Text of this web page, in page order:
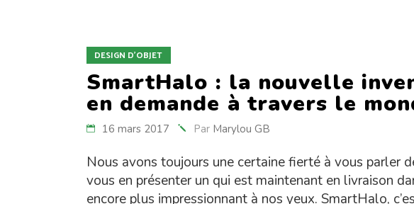
DESIGN D'OBJET
SmartHalo : la nouvelle
en demande à travers le
16 mars 2017 Par Marylou GB
Nous avons toujours une certaine fierté à vous parler
vous en présenter un qui est maintenant en livraison
encore plus impressionnant à nos yeux. SmartHalo,